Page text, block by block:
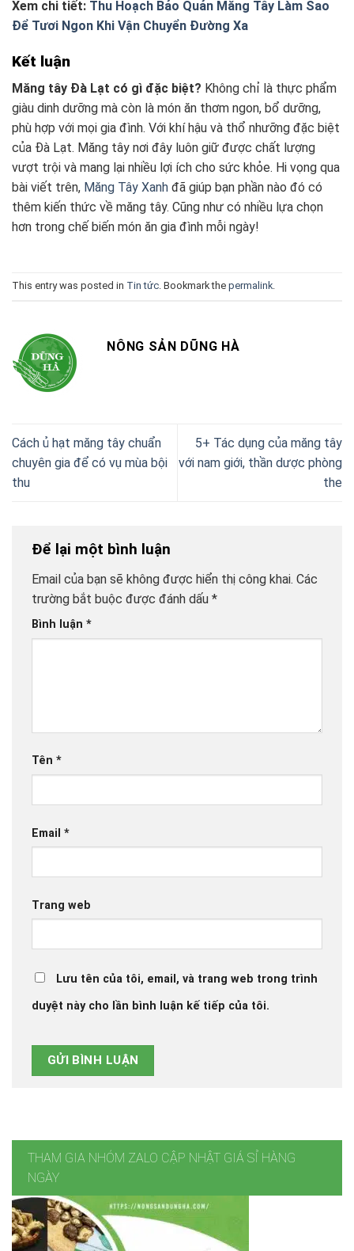
Xem chi tiết: Thu Hoạch Bảo Quản Măng Tây Làm Sao
Để Tươi Ngon Khi Vận Chuyển Đường Xa
Kết luận
Măng tây Đà Lạt có gì đặc biệt? Không chỉ là thực phẩm
giàu dinh dưỡng mà còn là món ăn thơm ngon, bổ dưỡng,
phù hợp với mọi gia đình. Với khí hậu và thổ nhưỡng đặc biệt
của Đà Lạt. Măng tây nơi đây luôn giữ được chất lượng
vượt trội và mang lại nhiều lợi ích cho sức khỏe. Hi vọng qua
bài viết trên, Măng Tây Xanh đã giúp bạn phần nào đó có
thêm kiến thức về măng tây. Cũng như có nhiều lựa chọn
hơn trong chế biến món ăn gia đình mỗi ngày!
This entry was posted in Tin tức. Bookmark the permalink.
NÔNG SẢN DŨNG HÀ
Cách ủ hạt măng tây chuẩn
chuyên gia để có vụ mùa bội
thu
5+ Tác dụng của măng tây
với nam giới, thần dược phòng
the
Để lại một bình luận
Email của bạn sẽ không được hiển thị công khai. Các
trường bắt buộc được đánh dấu *
Bình luận *
Tên *
Email *
Trang web
Lưu tên của tôi, email, và trang web trong trình
duyệt này cho lần bình luận kế tiếp của tôi.
THAM GIA NHÓM ZALO CẬP NHẬT GIÁ SỈ HÀNG
NGÀY